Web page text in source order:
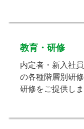
教育・研修
内定者・新入社
の各種階層別研
研修をご提供しま